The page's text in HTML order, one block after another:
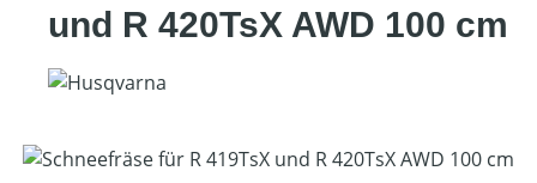
und R 420TsX AWD 100 cm
Bildergalerie überspringen